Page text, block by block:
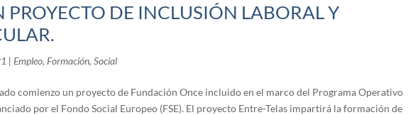
PROYECTO DE INCLUSIÓN LABORAL Y
| Empleo, Formación,Social
comienzo un proyecto de Fundación Once incluido en el marco del Programa Operativo
por el Fondo Social Europeo (FSE). El proyecto Entre-Telas impartirá la formación de